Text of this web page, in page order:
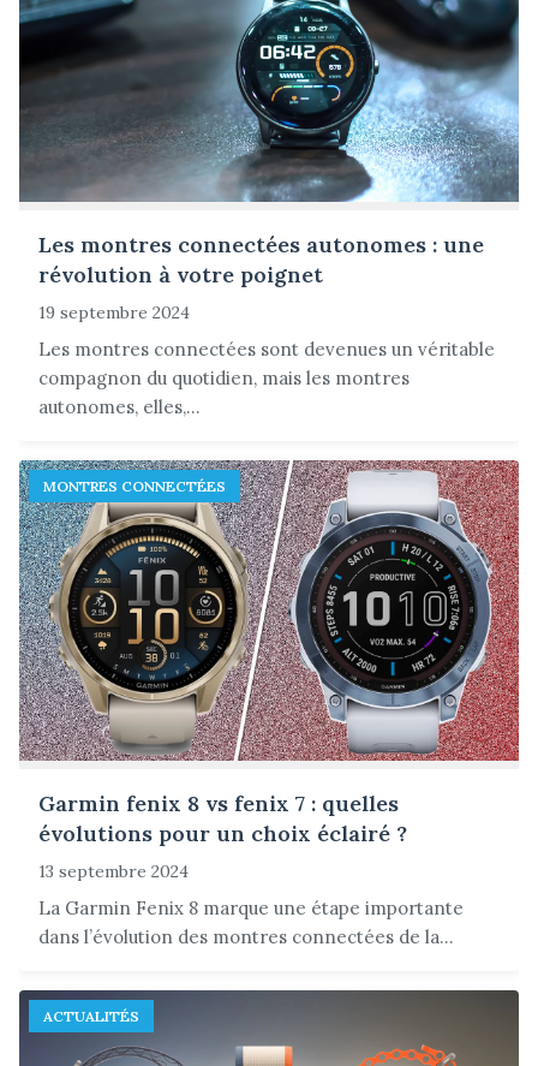
Les montres connectées autonomes : une
révolution à votre poignet
19 septembre 2024
Les montres connectées sont devenues un véritable
compagnon du quotidien, mais les montres
autonomes, elles,...
MONTRES CONNECTÉES
Garmin fenix 8 vs fenix 7 : quelles
évolutions pour un choix éclairé ?
13 septembre 2024
La Garmin Fenix 8 marque une étape importante
dans l’évolution des montres connectées de la...
ACTUALITÉS